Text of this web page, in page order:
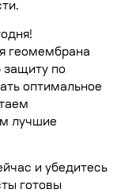
геомембрана
защиту по
оптимальное
лучшие
и убедитесь
готовы